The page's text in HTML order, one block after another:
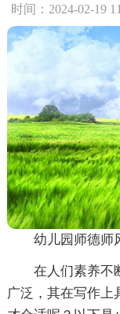
时间：2024-02-19
幼儿园师德师
在人们素养不
广泛，其在写作上